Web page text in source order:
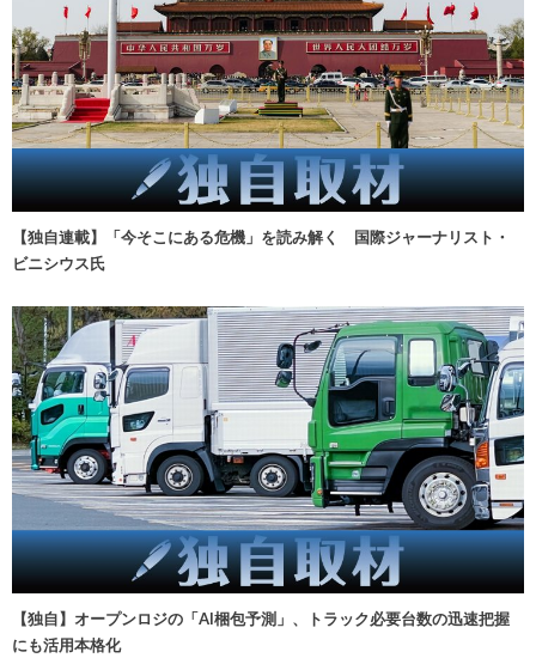
【独自連載】「今そこにある危機」を読み解く 国際ジャーナリスト・
ビニシウス氏
【独自】オープンロジの「AI梱包予測」、トラック必要台数の迅速把握
にも活用本格化